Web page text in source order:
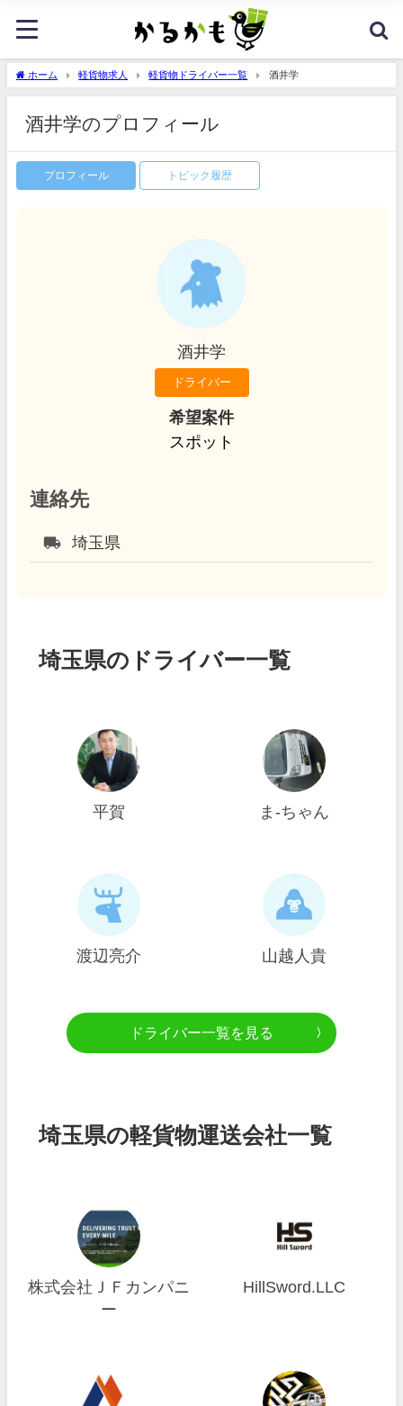
ホーム 軽貨物求人 軽貨物ドライバー一覧 酒井学
酒井学のプロフィール
プロフィール トピック履歴
酒井学
ドライバー
希望案件
スポット
連絡先
local_shipping 埼玉県
埼玉県のドライバー一覧
平賀 ま-ちゃん
渡辺亮介 山越人貴
ドライバー一覧を見る
埼玉県の軽貨物運送会社一覧
株式会社ＪＦカンパニ
ー
HillSword.LLC